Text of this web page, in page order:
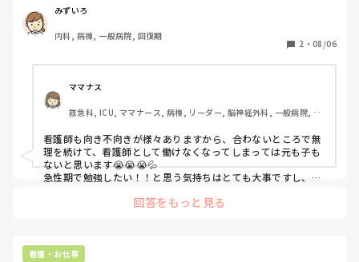
がいがあり、周りが「仕事嫌ー」という中、私は「仕事だけ
は楽しい！回リハ好き！」と働いていました。
しかし3年が経ち、点滴も処置もろくに出来ない、状態悪く
なっても自分は何も出来ない……修行せねば、と転職し、今
年から亜急性期病棟で働いています。
知らない処置、点滴、状態の悪い患者さんとの関わり……慣
れないことや、4年目なのに出来ないことが多すぎて、じっ
くりタイプの私はついていくのに必死です。
仕事に対しての「好き！楽しい！」が無くなってしまいま
した。言い方変ですが「仕事が嫌ってこういう気持ちなん
だ〜」と新鮮に思うぐらい。挙句、社会人になって初めて体
調も崩してしまうし。
ることが増えるのか……等を考えて仕事したい。と思いなが
いたなと思います。
みずいろ
内科, 病棟, 一般病院, 回復期
2 ・ 08/06
ママナス
救急科, ICU, ママナース, 病棟, リーダー, 脳神経外科, 一般病院,
看護師も向き不向きが様々ありますから、合わないところで無
理を続けて、看護師として働けなくなってしまっては元も子も
ないと思います😭😭😭💦
急性期で勉強したい！！と思う気持ちはとても大事ですし、実
回答をもっと見る
看護・お仕事